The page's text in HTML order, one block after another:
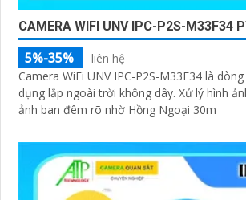
CAMERA WIFI UNV IPC-P2S-M33F34
5%-35%
liên hệ
Camera WiFi UNV IPC-P2S-M33F34 là
dụng lắp ngoài trời không dây. Xử lý hình
ảnh ban đêm rõ nhờ Hồng Ngoại 30m